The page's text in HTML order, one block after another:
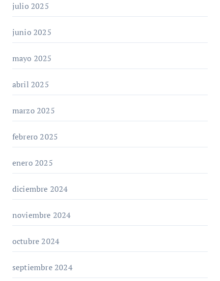
julio 2025
junio 2025
mayo 2025
abril 2025
marzo 2025
febrero 2025
enero 2025
diciembre 2024
noviembre 2024
octubre 2024
septiembre 2024